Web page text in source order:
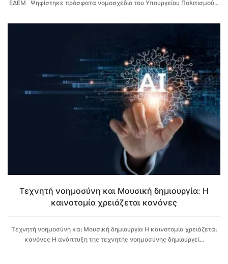
ΕΔΕΜ Ψηφίστηκε πρόσφατα νομοσχέδιο του Υπουργείου Πολιτισμού...
Τεχνητή νοημοσύνη και Μουσική δημιουργία: Η
καινοτομία χρειάζεται κανόνες
Τεχνητή νοημοσύνη και Μουσική δημιουργία Η καινοτομία χρειάζεται
κανόνες Η ανάπτυξη της τεχνητής νοημοσύνης δημιουργεί...